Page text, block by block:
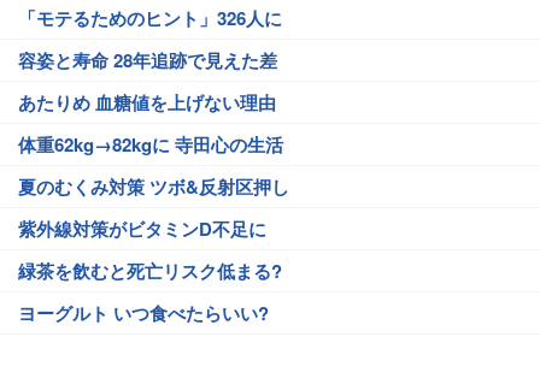
「モテるためのヒント」326人に
容姿と寿命 28年追跡で見えた差
あたりめ 血糖値を上げない理由
体重62kg→82kgに 寺田心の生活
夏のむくみ対策 ツボ&反射区押し
紫外線対策がビタミンD不足に
緑茶を飲むと死亡リスク低まる?
ヨーグルト いつ食べたらいい?